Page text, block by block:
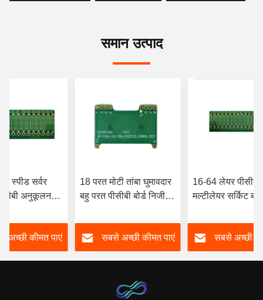
समान उत्पाद
स्पीड सर्वर
अनुकूलन
अच्छी कीमत पाएं
18 परत मोटी तांबा घुमावदार
बहु परत पीसीबी बोर्ड निजी
सबसे अच्छी कीमत पाएं
16-64 लेयर पीसीबी
मल्टीलेयर सर्किट
सबसे अच्छी